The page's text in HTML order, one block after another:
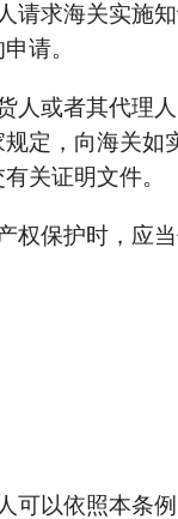
求海关实施知
请。
或者其代理人
定，向海关如
关证明文件。
保护时，应当
以依照本条例